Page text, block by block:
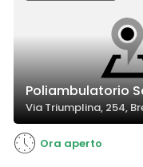
Poliambulatorio
Via Triumplina, 254,
Ora aperto